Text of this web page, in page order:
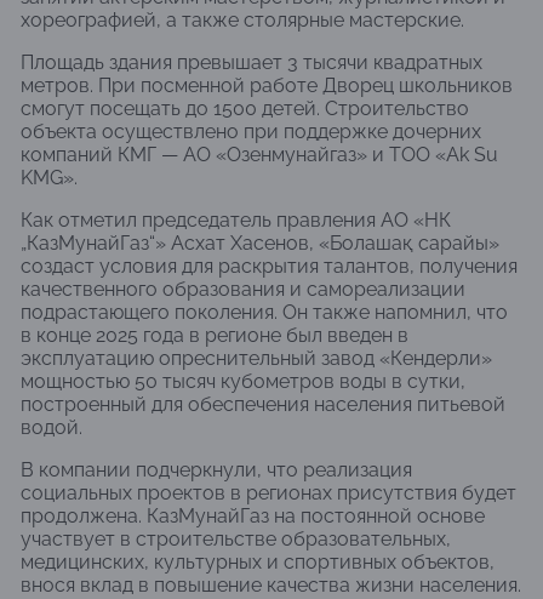
хореографией, а также столярные мастерские.
Площадь здания превышает 3 тысячи квадратных
метров. При посменной работе Дворец школьников
смогут посещать до 1500 детей. Строительство
объекта осуществлено при поддержке дочерних
компаний КМГ — АО «Озенмунайгаз» и ТОО «Ak Su
KMG».
Как отметил председатель правления АО «НК
„КазМунайГаз“» Асхат Хасенов, «Болашақ сарайы»
создаст условия для раскрытия талантов, получения
качественного образования и самореализации
подрастающего поколения. Он также напомнил, что
в конце 2025 года в регионе был введен в
эксплуатацию опреснительный завод «Кендерли»
мощностью 50 тысяч кубометров воды в сутки,
построенный для обеспечения населения питьевой
водой.
В компании подчеркнули, что реализация
социальных проектов в регионах присутствия будет
продолжена. КазМунайГаз на постоянной основе
участвует в строительстве образовательных,
медицинских, культурных и спортивных объектов,
внося вклад в повышение качества жизни населения.